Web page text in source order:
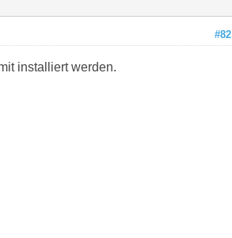
#82
installiert werden.